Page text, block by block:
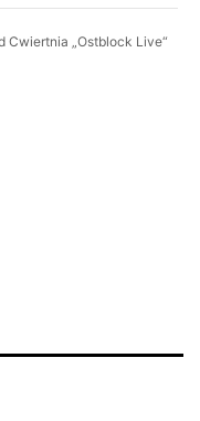
Cwiertnia „Ostblock Live“